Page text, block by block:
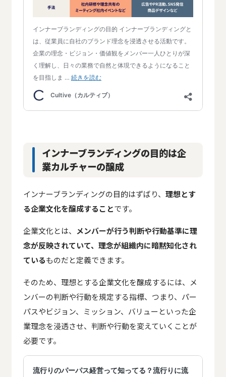
インナーブランディングの目的は企
業カルチャーの醸成
インナーブランディングの目的はずばり、 理想とす
る企業文化を醸成することです。
企業文化とは、 メンバーが行う判断や行動基準に理
念が反映されていて、理念が組織内に暗黙知化され
ているものだと定義できます。
そのため、理想とする企業文化を醸成するには、メ
ンバーの判断や行動を規定する指標、つまり、パー
パスやビジョン、ミッション、バリューといった企
業理念を浸透させ、判断や行動を変えていくことが
必要です。